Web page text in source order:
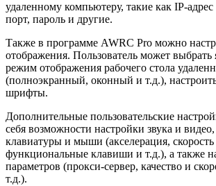
удаленному компьютеру, такие как IP-
порт, пароль и другие.
Также в программе AWRC Pro можно
отображения. Пользователь может выбрать
режим отображения рабочего стола
(полноэкранный, оконный и т.д.),
шрифты.
Дополнительные пользовательские
себя возможности настройки звука и
клавиатуры и мыши (акселерация,
функциональные клавиши и т.д.), а также
параметров (прокси-сервер, качество и
т.д.).